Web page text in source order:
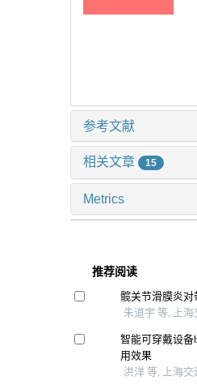
参考文献
相关文章 15
Metrics
推荐阅读
髋关节滑膜炎
朱道宇 等, 上
智能可穿戴设备
用效果
洪洋 等, 上海